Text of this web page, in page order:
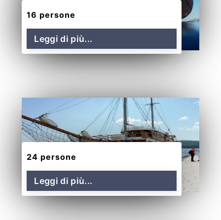
16 persone
Leggi di più...
24 persone
Leggi di più...